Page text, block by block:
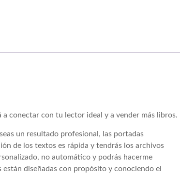
conectar con tu lector ideal y a vender más libros.
un resultado profesional, las portadas
de los textos es rápida y tendrás los archivos
no automático y podrás hacerme
diseñadas con propósito y conociendo el